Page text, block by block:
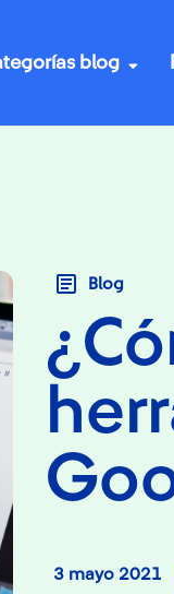
blog
Blog
3 mayo 2021